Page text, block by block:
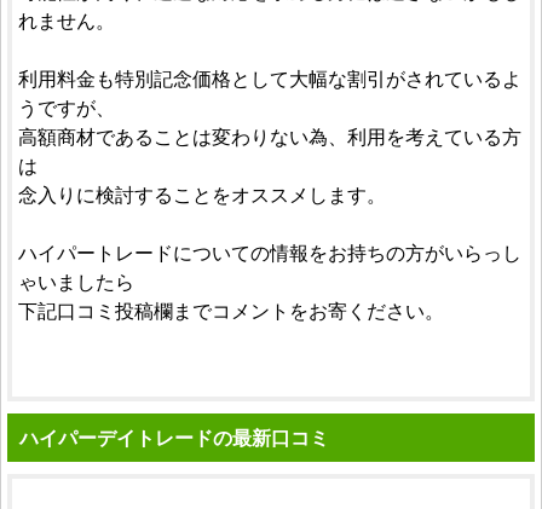
れません。
利用料金も特別記念価格として大幅な割引がされているよ
うですが、
高額商材であることは変わりない為、利用を考えている方
は
念入りに検討することをオススメします。
ハイパートレードについての情報をお持ちの方がいらっし
ゃいましたら
下記口コミ投稿欄までコメントをお寄ください。
ハイパーデイトレードの最新口コミ